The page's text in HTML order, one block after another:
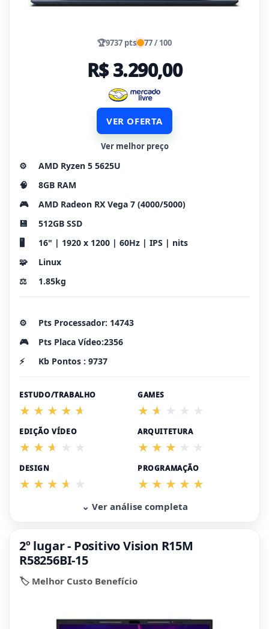
🏆9737 pts 77 / 100
R$ 3.290,00
VER OFERTA
Ver melhor preço
⚙️
AMD Ryzen 5 5625U
🧠
8GB RAM
🎮
AMD Radeon RX Vega 7 (4000/5000)
💾
512GB SSD
🖥️
16" | 1920 x 1200 | 60Hz | IPS | nits
🧩
Linux
⚖️
1.85kg
⚙️
Pts Processador: 14743
🎮
Pts Placa Vídeo:2356
⚡
Kb Pontos : 9737
ESTUDO/TRABALHO GAMES
EDIÇÃO VÍDEO ARQUITETURA
DESIGN PROGRAMAÇÃO
⌄ Ver análise completa
2º lugar - Positivo Vision R15M
R58256BI-15
🏷️ Melhor Custo Benefício